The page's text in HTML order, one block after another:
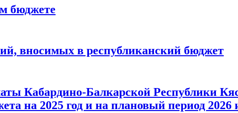
бюджете
вносимых в республиканский бюджет
Кабардино-Балкарской Республики
на 2025 год и на плановый период 2026